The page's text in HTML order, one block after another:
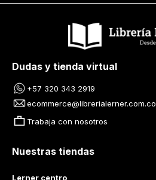
Dudas y tienda virtual
+57 320 343 2919
ecommerce@librerialerner.com.co
Trabaja con nosotros
Nuestras tiendas
Lerner centro